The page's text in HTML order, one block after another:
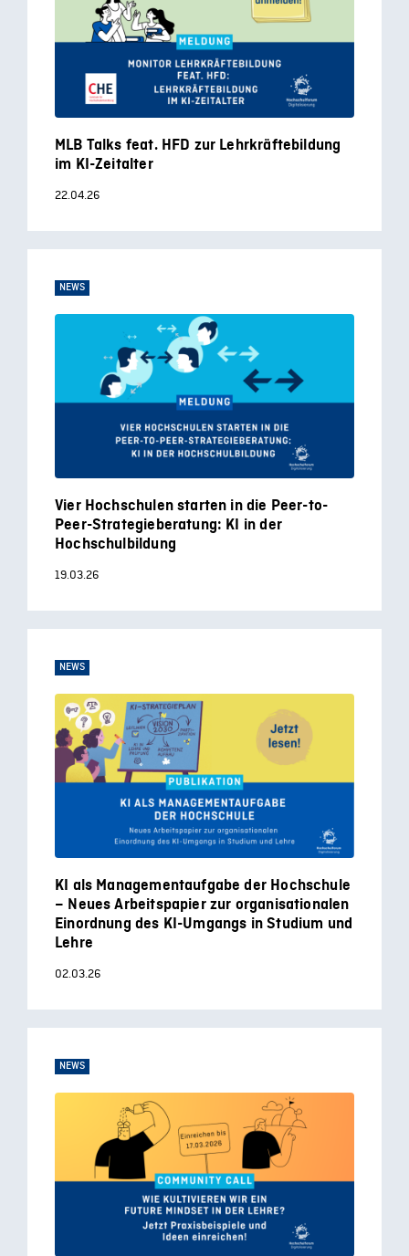
MLB Talks feat. HFD zur Lehrkräftebildung
im KI-Zeitalter
22.04.26
NEWS
Vier Hochschulen starten in die Peer-to-
Peer-Strategieberatung: KI in der
Hochschulbildung
19.03.26
NEWS
KI als Managementaufgabe der Hochschule
– Neues Arbeitspapier zur organisationalen
Einordnung des KI-Umgangs in Studium und
Lehre
02.03.26
NEWS